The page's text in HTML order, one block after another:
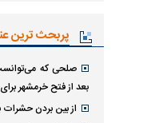
پربحث ترین
صلحی که
بعد از فتح خرمشهر
از بین بردن حشرات